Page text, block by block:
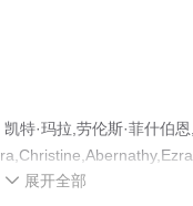
特·玛拉,劳伦斯·菲什伯
移步至豆瓣电影、电视猫
 展开全部